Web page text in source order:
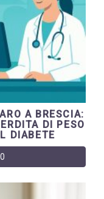
A BRESCIA:
DI PESO
DIABETE